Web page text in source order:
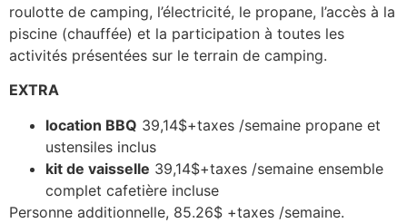
roulotte de camping, l’électricité, le propane, l’accès à la
piscine (chauffée) et la participation à toutes les
activités présentées sur le terrain de camping.
EXTRA
location BBQ 39,14$+taxes /semaine propane et
ustensiles inclus
kit de vaisselle 39,14$+taxes /semaine ensemble
complet cafetière incluse
Personne additionnelle, 85.26$ +taxes /semaine.